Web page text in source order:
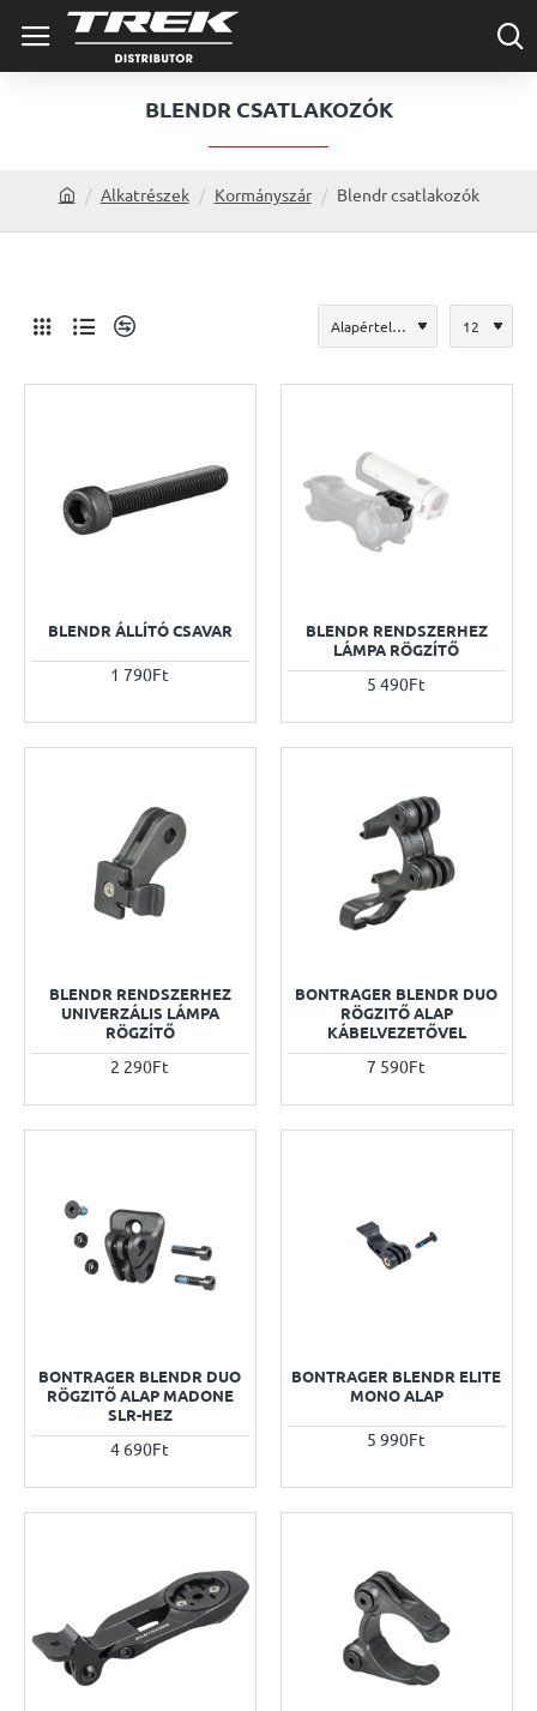
BLENDR CSATLAKOZÓK
o
Alkatrészek Kormányszár Blendr csatlakozók
BLENDR ÁLLÍTÓ CSAVAR
1 790Ft
BLENDR RENDSZERHEZ
LÁMPA RÖGZÍTŐ
5 490Ft
BLENDR RENDSZERHEZ
UNIVERZÁLIS LÁMPA
RÖGZÍTŐ
2 290Ft
BONTRAGER BLENDR DUO
RÖGZITŐ ALAP
KÁBELVEZETŐVEL
7 590Ft
BONTRAGER BLENDR DUO
RÖGZITŐ ALAP MADONE
SLR-HEZ
4 690Ft
BONTRAGER BLENDR ELITE
MONO ALAP
5 990Ft